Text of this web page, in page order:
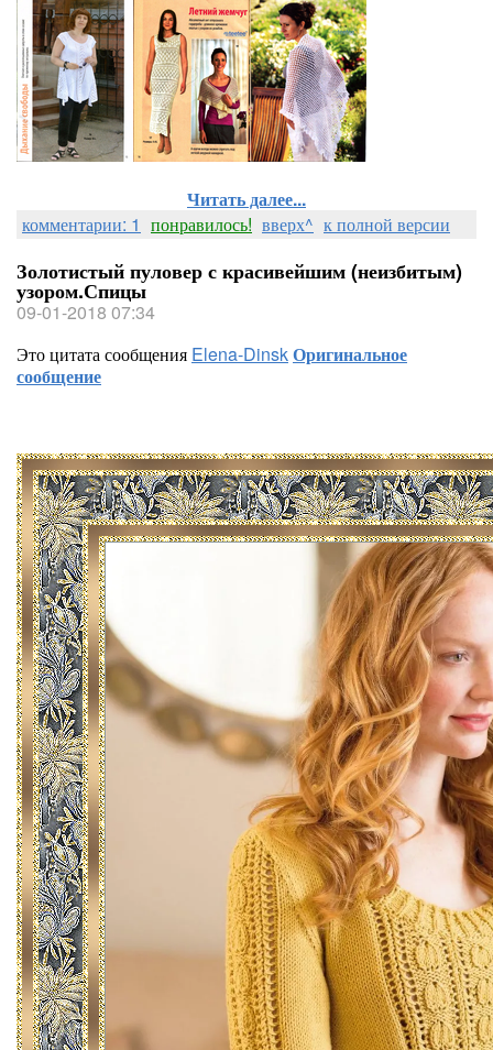
Читать далее...
комментарии: 1 понравилось! вверх^ к полной версии
Золотистый пуловер с красивейшим (неизбитым)
узором.Спицы
09-01-2018 07:34
Это цитата сообщения Elena-DinskОригинальное
сообщение